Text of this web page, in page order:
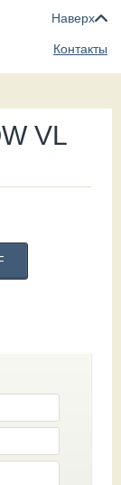
Наверх
Контакты
VL